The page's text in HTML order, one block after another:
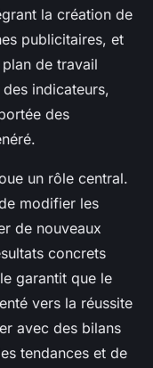
la création de
publicitaires, et
de travail
indicateurs,
des
un rôle central.
modifier les
de nouveaux
concrets
garantit que le
vers la réussite
avec des bilans
tendances et de